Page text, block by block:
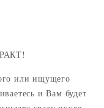
или ищущего
и Вам будет